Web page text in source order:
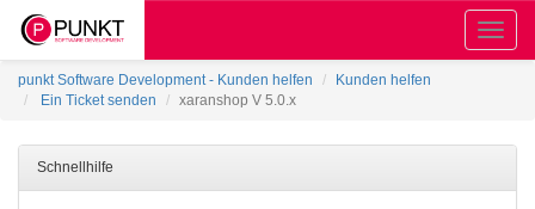
Toggle
punkt Software Development - Kunden helfen
Kunden helfen
Ein Ticket senden
xaranshop V 5.0.x
Schnellhilfe